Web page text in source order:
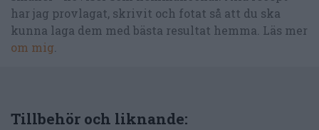
har jag provlagat, skrivit och fotat så att du ska
kunna laga dem med bästa resultat hemma. Läs mer
om mig.
Tillbehör och liknande: